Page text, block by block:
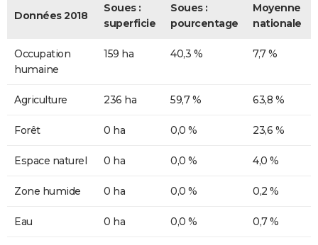
Données 2018
Soues :
superficie
Soues :
pourcentage
Moyenne
nationale
Occupation
humaine
159 ha 40,3 % 7,7 %
Agriculture 236 ha 59,7 % 63,8 %
Forêt 0 ha 0,0 % 23,6 %
Espace naturel 0 ha 0,0 % 4,0 %
Zone humide 0 ha 0,0 % 0,2 %
Eau 0 ha 0,0 % 0,7 %